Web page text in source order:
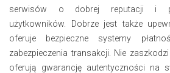
serwisów o dobrej reputacji i
użytkowników. Dobrze jest także
oferuje bezpieczne systemy
zabezpieczenia transakcji. Nie
oferują gwarancję autentyczności na